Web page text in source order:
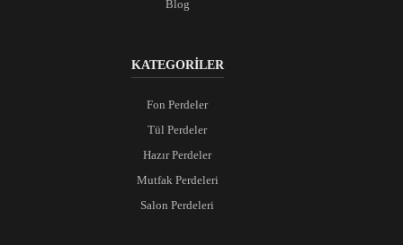
Blog
KATEGORİLER
Fon Perdeler
Tül Perdeler
Hazır Perdeler
Mutfak Perdeleri
Salon Perdeleri